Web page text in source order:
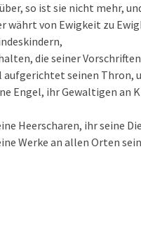
so ist sie nicht mehr,
währt von Ewigkeit zu
die seiner
seinen Thron,
Engel, ihr Gewaltigen an
Heerscharen, ihr seine
Werke an allen Orten